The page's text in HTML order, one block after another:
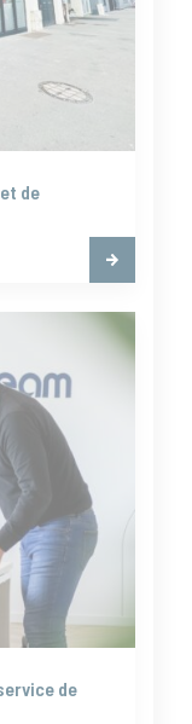
de
de